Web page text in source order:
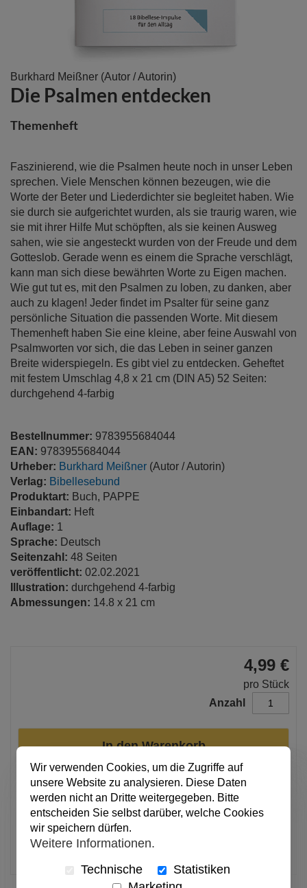
Burkhard Meißner (Autor / Autorin)
Die Psalmen entdecken
Themenheft
Faszinierend, wie die Psalmen heute noch in unser Leben
sprechen. Viele Menschen können bezeugen, wie die
Worte der Beter und Liederdichter sie begleitet haben. Wie
sie durch sie aufgerichtet wurden, als sie traurig waren, wie
sie mit ihrer Hilfe Mut schöpften, als sie keinen Ausweg
sahen, wie sie angesteckt wurden von der Freude und dem
Gotteslob. Gerade wenn es einem die Sprache verschlägt,
kann man sich diese bewährten Worte zu Eigen machen.
Wie gut tut es, mit den Psalmen zu loben, zu danken, aber
auch zu klagen! Jeder findet im Psalter für seine ganz
persönliche Situation die passenden Worte. Mit diesem
Themenheft haben Sie eine kleine, aber feine Auswahl von
Psalmworten vor sich, die das Leben in seiner ganzen
Breite widerspiegeln. Es gibt viel zu entdecken. Geheftet
mit festem Umschlag 4,8 x 21 cm (DIN A5) 52 Seiten:
durchgehend 4-farbig
Bestellnummer: 9783955684044
EAN: 9783955684044
Urheber: Burkhard Meißner (Autor / Autorin)
Verlag: Bibellesebund
Produktart: Buch, PAPPE
Einbandart: Heft
Auflage: 1
Sprache: Deutsch
Seitenzahl: 48 Seiten
veröffentlicht: 02.02.2021
Illustration: durchgehend 4-farbig
Abmessungen: 14.8 x 21 cm
Zum
Anfang
der
Bildergalerie
4,99 €
pro Stück
Anzahl
In den Warenkorb
Alle Preise inkl. MwSt.
Verfügbar
Wir verwenden Cookies, um die Zugriffe auf
unsere Website zu analysieren. Diese Daten
werden nicht an Dritte weitergegeben. Bitte
entscheiden Sie selbst darüber, welche Cookies
wir speichern dürfen.
Weitere Informationen.
Technische
Statistiken